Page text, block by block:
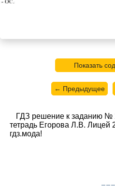
Показать
← Предыдущее
ГДЗ решение к заданию №
тетрадь Егорова Л.В. Лицей
гдз.мода!